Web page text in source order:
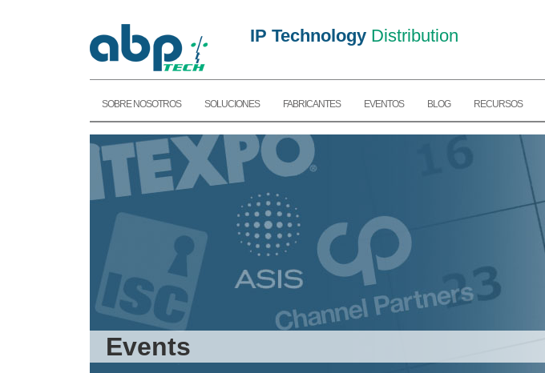
IP Technology Distribution
SOBRE NOSOTROS SOLUCIONES FABRICANTES EVENTOS BLOG RECURSOS
Events